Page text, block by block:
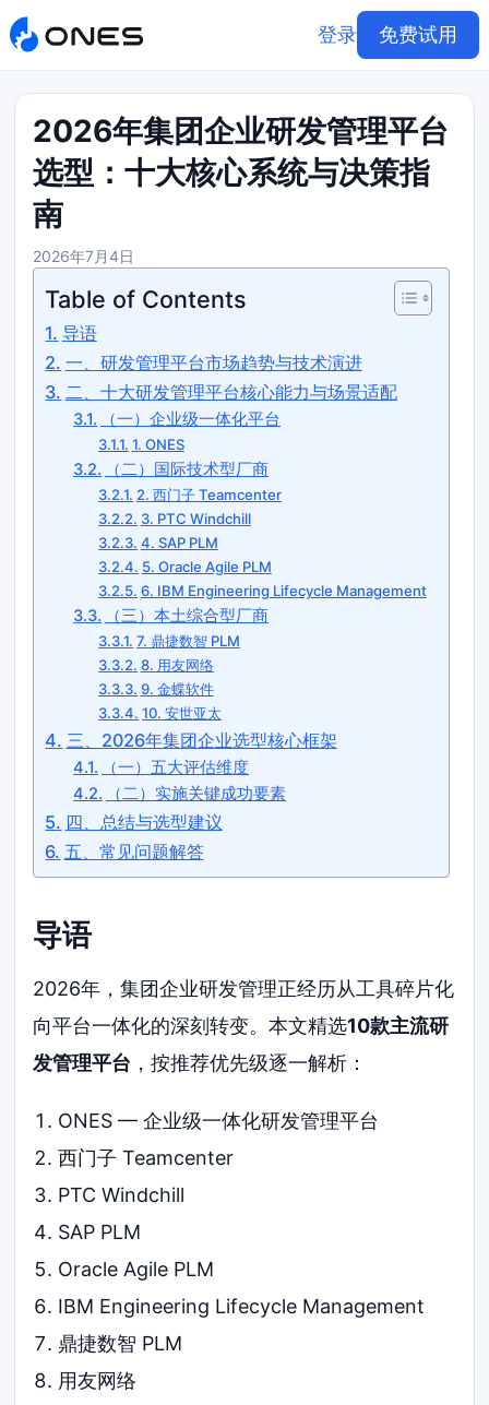
登录 免费试用
2026年集团企业研发管理平台
选型：十大核心系统与决策指
南
2026年7月4日
Table of Contents
导语
一、研发管理平台市场趋势与技术演进
二、十大研发管理平台核心能力与场景适配
（一）企业级一体化平台
1. ONES
（二）国际技术型厂商
2. 西门子 Teamcenter
3. PTC Windchill
4. SAP PLM
5. Oracle Agile PLM
6. IBM Engineering Lifecycle Management
（三）本土综合型厂商
7. 鼎捷数智 PLM
8. 用友网络
9. 金蝶软件
10. 安世亚太
三、2026年集团企业选型核心框架
（一）五大评估维度
（二）实施关键成功要素
四、总结与选型建议
五、常见问题解答
导语
2026年，集团企业研发管理正经历从工具碎片化
向平台一体化的深刻转变。本文精选10款主流研
发管理平台 ，按推荐优先级逐一解析：
ONES — 企业级一体化研发管理平台
西门子 Teamcenter
PTC Windchill
SAP PLM
Oracle Agile PLM
IBM Engineering Lifecycle Management
鼎捷数智 PLM
用友网络